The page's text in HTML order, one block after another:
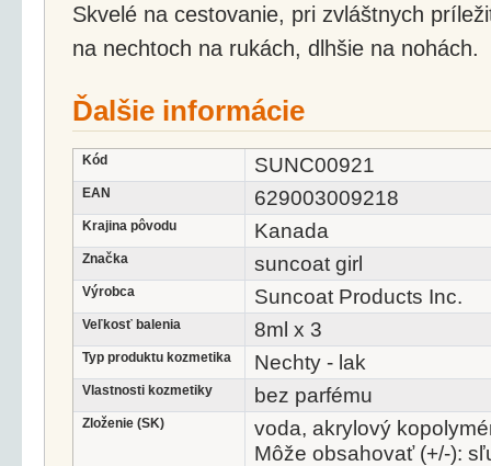
Skvelé na cestovanie, pri zvláštnych
na nechtoch na rukách, dlhšie na nohách.
Ďalšie informácie
Kód SUNC00921
EAN 629003009218
Krajina pôvodu Kanada
Značka suncoat girl
Výrobca Suncoat Products Inc.
Veľkosť balenia 8ml x 3
Typ produktu kozmetika Nechty - lak
Vlastnosti kozmetiky bez parfému
Zloženie (SK)
voda, akrylový
Môže obsahovať (+/-):